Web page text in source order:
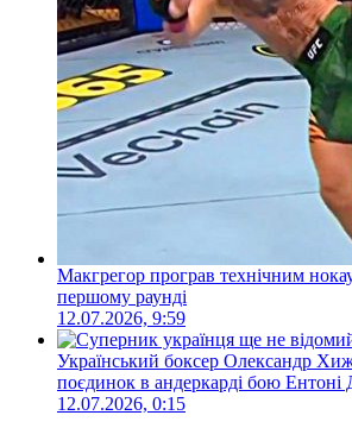
Макгрегор програв технічним
першому раунді
12.07.2026, 9:59
Український боксер Олександр
поєдинок в андеркарді бою
12.07.2026, 0:15